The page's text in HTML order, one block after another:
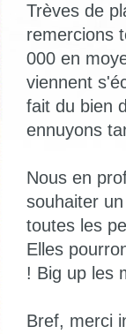
Trèves de
remercions
000 en
viennent
fait du bien
ennuyons
Nous en
souhaiter
toutes les
Elles
! Big up les
Bref, merci